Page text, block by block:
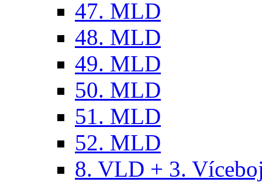
47. MLD
48. MLD
49. MLD
50. MLD
51. MLD
52. MLD
8. VLD + 3.